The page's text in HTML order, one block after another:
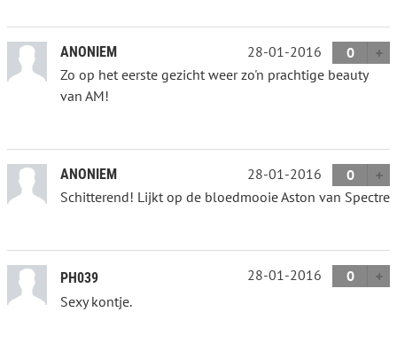
ANONIEM 28-01-2016
0
Zo op het eerste gezicht weer zo'n prachtige beauty
van AM!
ANONIEM 28-01-2016
0
Schitterend! Lijkt op de bloedmooie Aston van Spectre
PH039 28-01-2016
0
Sexy kontje.